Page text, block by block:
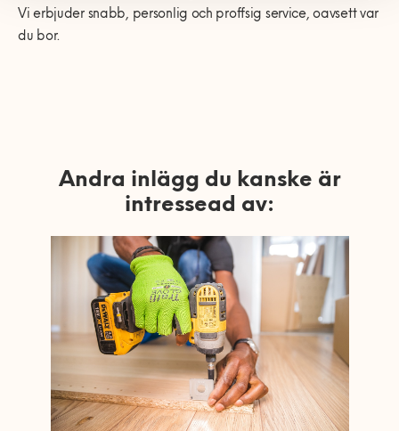
Vi erbjuder snabb, personlig och proffsig service, oavsett var
du bor.
Andra inlägg du kanske är
intressead av: